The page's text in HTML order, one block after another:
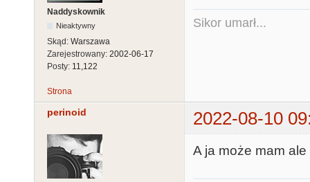
Naddyskownik
Nieaktywny
Skąd: Warszawa
Zarejestrowany: 2002-06-17
Posty: 11,122
Sikor umarł...
Strona
perinoid 2022-08-10
A ja może mam